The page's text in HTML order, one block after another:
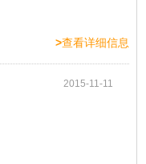
>查看详细信息
2015-11-11